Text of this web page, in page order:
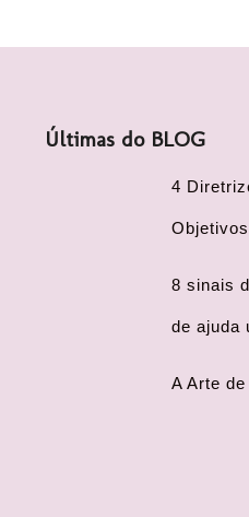
Últimas do BLOG
4
Objetivos
8 sinais
de ajuda
A Arte